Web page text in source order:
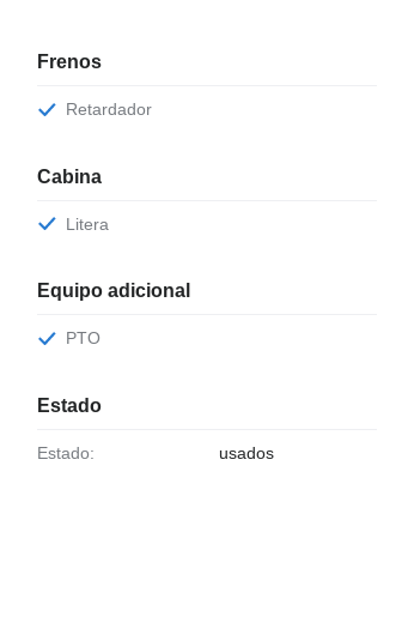
Frenos
Retardador
Cabina
Litera
Equipo adicional
PTO
Estado
Estado: usados